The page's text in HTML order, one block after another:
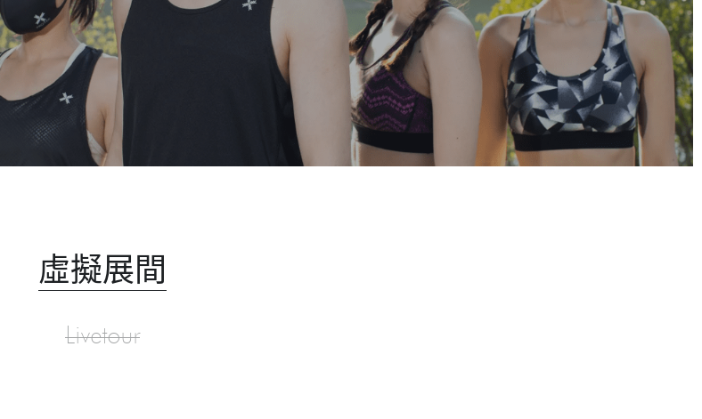
虛擬展間
Livetour